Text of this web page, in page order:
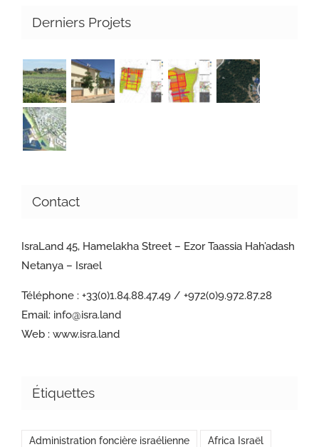
Derniers Projets
Contact
IsraLand 45, Hamelakha Street – Ezor Taassia Hah’adash
Netanya – Israel
Téléphone : +33(0)1.84.88.47.49 / +972(0)9.972.87.28
Email: info@isra.land
Web : www.isra.land
Étiquettes
Administration foncière israélienne Africa Israël